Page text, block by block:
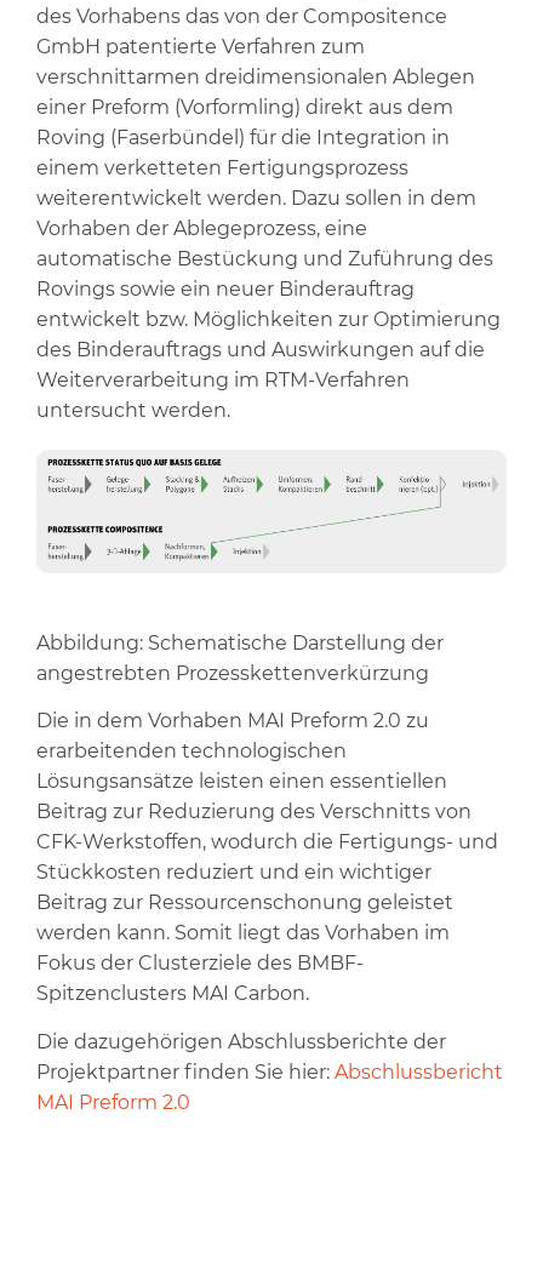
des Vorhabens das von der Compositence
GmbH patentierte Verfahren zum
verschnittarmen dreidimensionalen Ablegen
einer Preform (Vorformling) direkt aus dem
Roving (Faserbündel) für die Integration in
einem verketteten Fertigungsprozess
weiterentwickelt werden. Dazu sollen in dem
Vorhaben der Ablegeprozess, eine
automatische Bestückung und Zuführung des
Rovings sowie ein neuer Binderauftrag
entwickelt bzw. Möglichkeiten zur Optimierung
des Binderauftrags und Auswirkungen auf die
Weiterverarbeitung im RTM-Verfahren
untersucht werden.
Abbildung: Schematische Darstellung der
angestrebten Prozesskettenverkürzung
Die in dem Vorhaben MAI Preform 2.0 zu
erarbeitenden technologischen
Lösungsansätze leisten einen essentiellen
Beitrag zur Reduzierung des Verschnitts von
CFK-Werkstoffen, wodurch die Fertigungs- und
Stückkosten reduziert und ein wichtiger
Beitrag zur Ressourcenschonung geleistet
werden kann. Somit liegt das Vorhaben im
Fokus der Clusterziele des BMBF-
Spitzenclusters MAI Carbon.
Die dazugehörigen Abschlussberichte der
Projektpartner finden Sie hier: Abschlussbericht
MAI Preform 2.0